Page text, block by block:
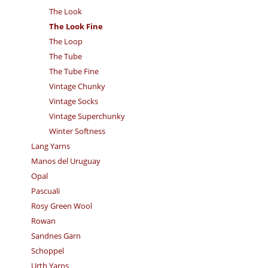
The Look
The Look Fine
The Loop
The Tube
The Tube Fine
Vintage Chunky
Vintage Socks
Vintage Superchunky
Winter Softness
Lang Yarns
Manos del Uruguay
Opal
Pascuali
Rosy Green Wool
Rowan
Sandnes Garn
Schoppel
Urth Yarns